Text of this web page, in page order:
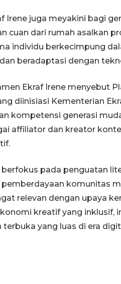
Irene juga meyakini bagi
cuan dari rumah asalkan
individu berkecimpung
beradaptasi dengan
Ekraf Irene menyebut
diinisiasi Kementerian
kompetensi generasi
affiliator dan kreator
berfokus pada penguatan
komunitas
relevan dengan upaya
kreatif yang inklusif,
yang luas di era